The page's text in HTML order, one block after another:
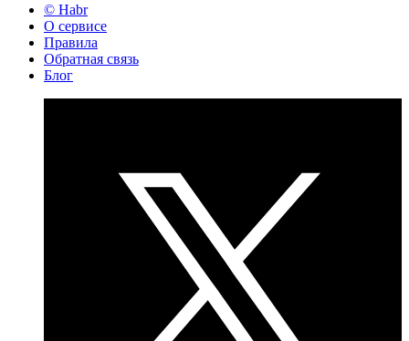
© Habr
О сервисе
Правила
Обратная связь
Блог